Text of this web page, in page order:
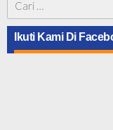
untuk:
Ikuti Kami Di